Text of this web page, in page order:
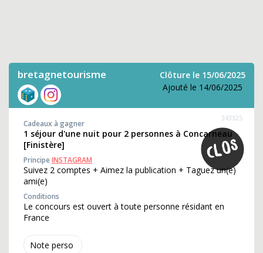
bretagnetourisme
Clôture le 15/06/2025
Ajouté le 14/06/2025
Note perso
343325
Cadeaux à gagner
1 séjour d'une nuit pour 2 personnes à Concarneau
[Finistère]
PrincipeINSTAGRAM
Suivez 2 comptes + Aimez la publication + Taguez un(e)
ami(e)
Conditions
Le concours est ouvert à toute personne résidant en
France